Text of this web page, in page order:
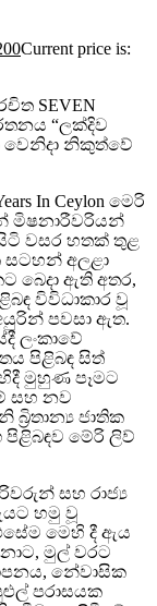
Current price is:
SEVEN
“ලක්දිව
වෙනිදා නිකුත්වේ
In Ceylon මෙරි
මිෂනාරීවරියන්
වසර හතක් තුළ
සටහන් අලළා
බෙදා ඇති අතර,
විවිධාකාර වූ
පවසා ඇත.
ලංකාවේ
පිළිබඳ සිත්
මුහුණ පෑමට
සහ නව
ජාතික
මේරි ලිව්
සහ රාජ්‍ය
හමු වූ
මෙහි දී ඇය
මුල් වරට
නේවාසික
පරාසයක